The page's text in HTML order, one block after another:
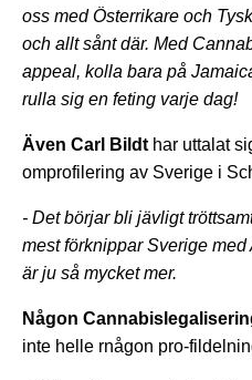
oss med Österrikare och
och allt sånt där. Med
appeal, kolla bara på
rulla sig en feting varje dag!
Även Carl Bildt har uttalat
omprofilering av Sverige i
- Det börjar bli jävligt
mest förknippar Sverige
är ju så mycket mer.
Någon
inte helle rnågon pro-